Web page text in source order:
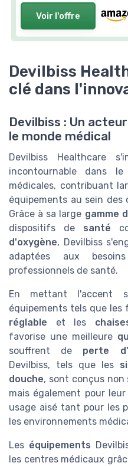
Voir l'offre
Devilbiss
clé dans
Devilbiss : Un
le monde médical
Devilbiss Healthcare
incontournable dans
médicales, contribuant
équipements au sein des
Grâce à sa large gamme
dispositifs de santé
d'oxygène, Devilbiss
adaptées aux
professionnels de santé.
En mettant l'accent
équipements tels que les
réglable et les
favorise une meilleure
souffrent de perte
Devilbiss, tels que les
douche, sont conçus non
mais également pour
usage aisé tant pour les
les environnements
Les équipements
les centres médicaux